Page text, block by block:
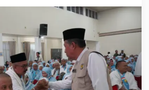
a
L
e
p
a
s
4
4